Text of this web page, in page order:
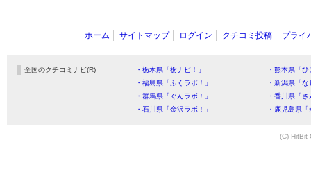
ホーム サイトマップ ログイン クチコミ投稿 プライ
全国のクチコミナビ(R) ・栃木県「栃ナビ！」
・熊本県「
・福島県「ふくラボ！」
・新潟県「
・群馬県「ぐんラボ！」
・香川県「
・石川県「金沢ラボ！」
・鹿児島県
(C) HitBit